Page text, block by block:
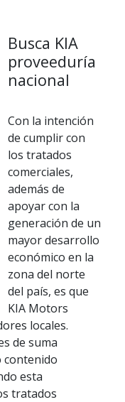
Busca KIA
proveeduría
nacional
Con la intención
de cumplir con
los tratados
comerciales,
además de
apoyar con la
generación de un
mayor desarrollo
económico en la
zona del norte
del país, es que
KIA Motors
locales.
de suma
esta
tratados